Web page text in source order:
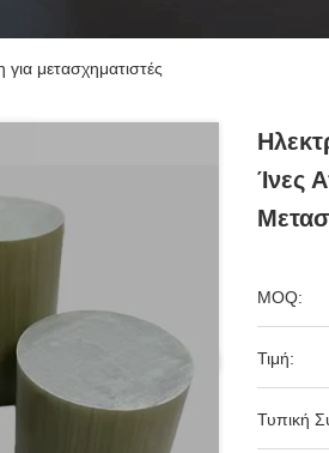
μετασχηματιστές
Ίνες
MOQ:
Τιμή:
Τυπική